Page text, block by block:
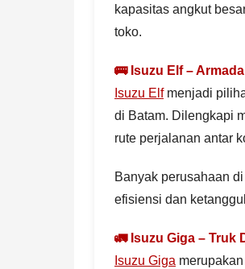
kapasitas angkut
toko.
🚌 Isuzu Elf –
Isuzu Elfmenjadi
di Batam. Dilengkapi
rute perjalanan antar
Banyak perusahaan
efisiensi dan
🚛 Isuzu Giga –
Isuzu Giga